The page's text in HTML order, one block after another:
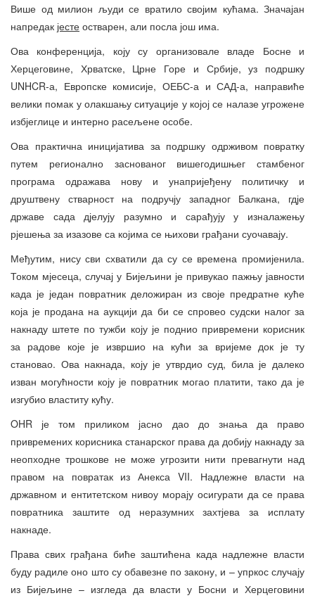
Више од милион људи се вратило својим кућама. Значајан
напредак јесте остварен, али посла још има.
Ова конференција, коју су организовале владе Босне и
Херцеговине, Хрватске, Црне Горе и Србије, уз подршку
UNHCR-а, Европске комисије, ОЕБС-а и САД-а, направиће
велики помак у олакшању ситуације у којој се налазе угрожене
избјеглице и интерно расељене особе.
Ова практична иницијатива за подршку одрживом повратку
путем регионално заснованог вишегодишњег стамбеног
програма одражава нову и унапријеђену политичку и
друштвену стварност на подручју западног Балкана, гдје
државе сада дјелују разумно и сарађују у изналажењу
рјешења за изазове са којима се њихови грађани суочавају.
Међутим, нису сви схватили да су се времена промијенила.
Током мјесеца, случај у Бијељини је привукао пажњу јавности
када је један повратник деложиран из своје предратне куће
која је продана на аукцији да би се спровео судски налог за
накнаду штете по тужби коју је поднио привремени корисник
за радове које је извршио на кући за вријеме док је ту
становао. Ова накнада, коју је утврдио суд, била је далеко
изван могућности коју је повратник могао платити, тако да је
изгубио властиту кућу.
OHR је том приликом јасно дао до знања да право
привремених корисника станарског права да добију накнаду за
неопходне трошкове не може угрозити нити превагнути над
правом на повратак из Анекса VII. Надлежне власти на
државном и ентитетском нивоу морају осигурати да се права
повратника заштите од неразумних захтјева за исплату
накнаде.
Права свих грађана биће заштићена када надлежне власти
буду радиле оно што су обавезне по закону, и – упркос случају
из Бијељине – изгледа да власти у Босни и Херцеговини